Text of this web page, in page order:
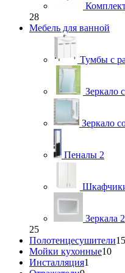
28
Мебель для ванной
Тумбы с
Зеркало
Зеркало
Пеналы 2
Зеркала 2
25
Полотенцесушители15
Мойки кухонные10
Инсталляция1